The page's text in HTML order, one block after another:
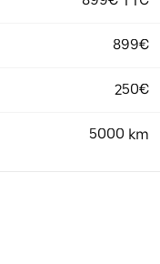
899€
250€
5000 km